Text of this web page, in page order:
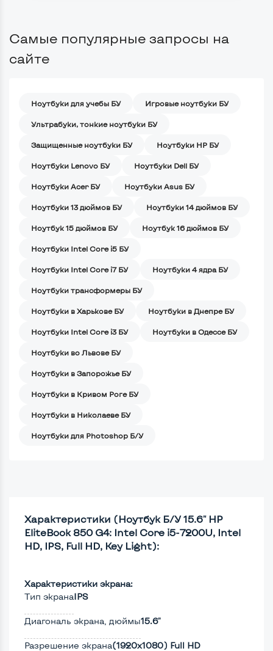
Самые популярные запросы на
сайте
Ноутбуки для учебы БУ Игровые ноутбуки БУ
Ультрабуки, тонкие ноутбуки БУ
Защищенные ноутбуки БУ Ноутбуки HP БУ
Ноутбуки Lenovo БУ Ноутбуки Dell БУ
Ноутбуки Acer БУ Ноутбуки Asus БУ
Ноутбуки 13 дюймов БУ Ноутбуки 14 дюймов БУ
Ноутбук 15 дюймов БУ Ноутбук 16 дюймов БУ
Ноутбуки Intel Core i5 БУ
Ноутбуки Intel Core i7 БУ Ноутбуки 4 ядра БУ
Ноутбуки трансформеры БУ
Ноутбуки в Харькове БУ Ноутбуки в Днепре БУ
Ноутбуки Intel Core i3 БУ Ноутбуки в Одессе БУ
Ноутбуки во Львове БУ
Ноутбуки в Запорожье БУ
Ноутбуки в Кривом Роге БУ
Ноутбуки в Николаеве БУ
Ноутбуки для Photoshop Б/У
Характеристики (Ноутбук Б/У 15.6" HP
EliteBook 850 G4: Intel Core i5-7200U, Intel
HD, IPS, Full HD, Key Light):
Характеристики экрана:
Тип экранаIPS
Диагональ экрана, дюймы15.6"
Разрешение экрана(1920х1080) Full HD